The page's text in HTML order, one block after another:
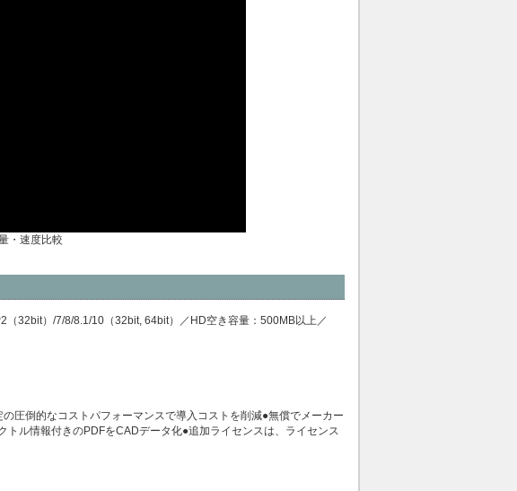
・速度比較
（32bit）/7/8/8.1/10（32bit, 64bit）／HD空き容量：500MB以上／
圧倒的なコストパフォーマンスで導入コストを削減●無償でメーカー
ル情報付きのPDFをCADデータ化●追加ライセンスは、ライセンス